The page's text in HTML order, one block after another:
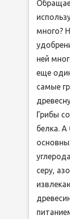
много?
ней
еще
самые
Грибы
белка. А
серу,